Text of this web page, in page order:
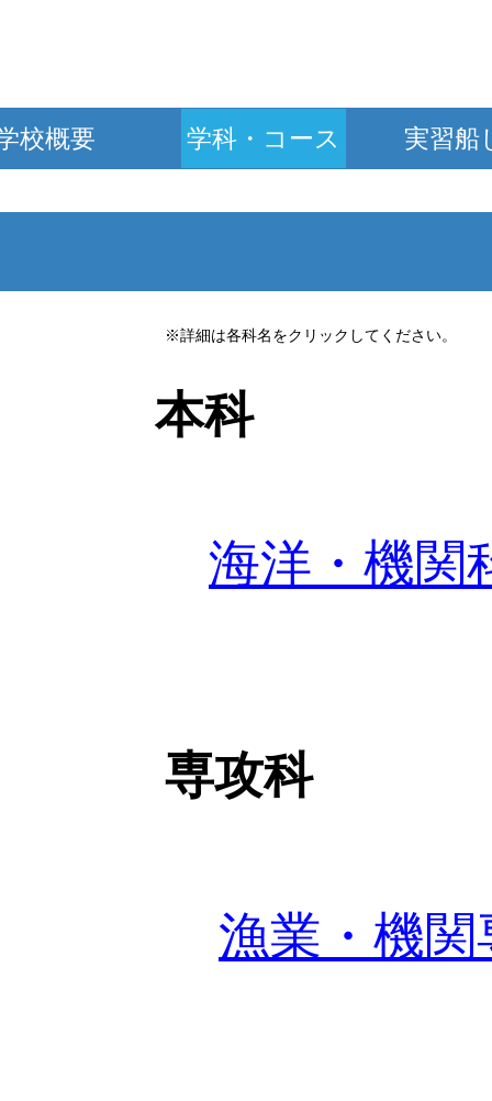
校概要 学科・コース 実習船
※詳細は各科名をクリックしてください。
本科
海洋・機関
専攻科
漁業・機関